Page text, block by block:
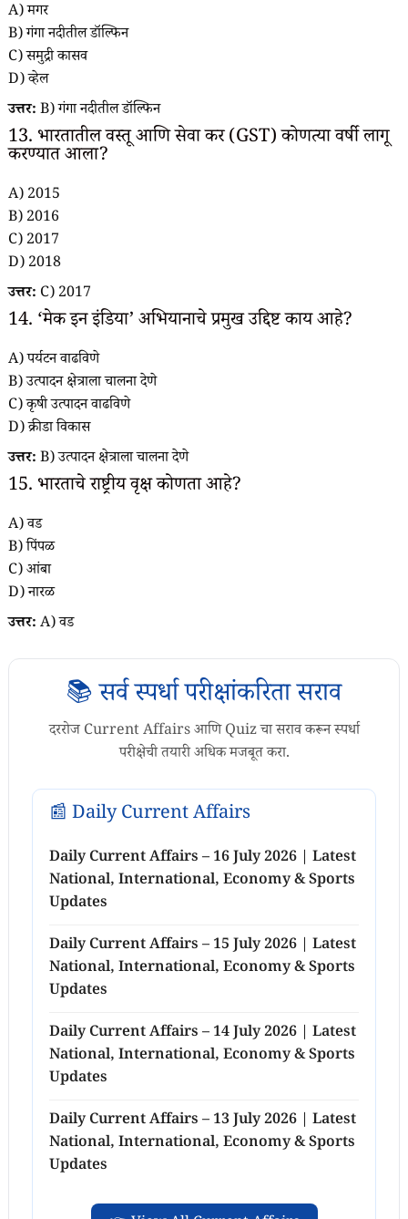
A) मगर
B) गंगा नदीतील डॉल्फिन
C) समुद्री कासव
D) व्हेल
उत्तर: B) गंगा नदीतील डॉल्फिन
13. भारतातील वस्तू आणि सेवा कर (GST) कोणत्या वर्षी लागू
करण्यात आला?
A) 2015
B) 2016
C) 2017
D) 2018
उत्तर: C) 2017
14. ‘मेक इन इंडिया’ अभियानाचे प्रमुख उद्दिष्ट काय आहे?
A) पर्यटन वाढविणे
B) उत्पादन क्षेत्राला चालना देणे
C) कृषी उत्पादन वाढविणे
D) क्रीडा विकास
उत्तर: B) उत्पादन क्षेत्राला चालना देणे
15. भारताचे राष्ट्रीय वृक्ष कोणता आहे?
A) वड
B) पिंपळ
C) आंबा
D) नारळ
उत्तर: A) वड
📚 सर्व स्पर्धा परीक्षांकरिता सराव
दररोज Current Affairs आणि Quiz चा सराव करून स्पर्धा
परीक्षेची तयारी अधिक मजबूत करा.
📰 Daily Current Affairs
Daily Current Affairs – 16 July 2026 | Latest
National, International, Economy & Sports
Updates
Daily Current Affairs – 15 July 2026 | Latest
National, International, Economy & Sports
Updates
Daily Current Affairs – 14 July 2026 | Latest
National, International, Economy & Sports
Updates
Daily Current Affairs – 13 July 2026 | Latest
National, International, Economy & Sports
Updates